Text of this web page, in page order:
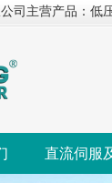
司主营产品：低
直流伺服